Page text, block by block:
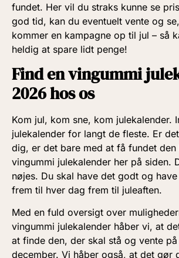
fundet. Her vil du straks kunne se
god tid, kan du eventuelt vente og
kommer en kampagne op til jul – så
heldig at spare lidt penge!
Find en vingummi
2026 hos os
Kom jul, kom sne, kom julekalender.
julekalender for langt de fleste. Er
dig, er det bare med at få fundet den
vingummi julekalender her på siden.
nøjes. Du skal have det godt og
frem til hver dag frem til juleaften.
Med en fuld oversigt over
vingummi julekalender håber vi, at
at finde den, der skal stå og vente
december. Vi håber også, at det gør